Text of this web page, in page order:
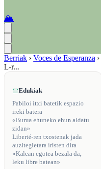
🏔️
Berriak › Voces de Esperanza ›
L-r...
Edukiak
Pabiloi itxi batetik espazio
ireki batera
«Burua ehuneko ehun aldatu
zidan»
Liberté-ren txostenak jada
auzitegietara iristen dira
«Kalean egotea bezala da,
leku libre batean»